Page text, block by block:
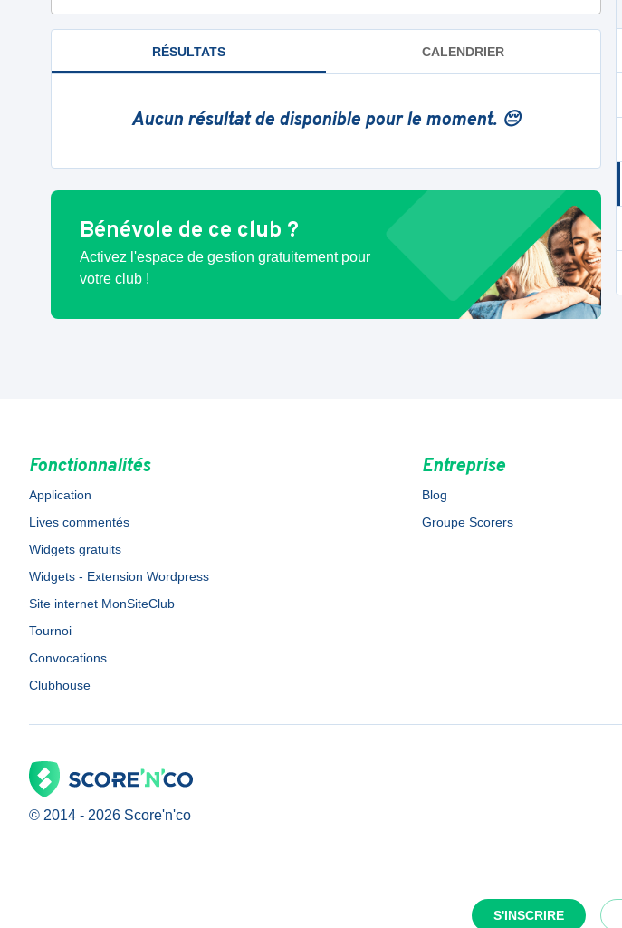
S'INSCRIRE
RÉSULTATS CALENDRIER
Aucun résultat de disponible pour le moment. 😔
Bénévole de ce club ?
Activez l'espace de gestion gratuitement pour
votre club !
Fonctionnalités
Application
Lives commentés
Widgets gratuits
Widgets - Extension Wordpress
Site internet MonSiteClub
Tournoi
Convocations
Clubhouse
Entreprise
Blog
Groupe Scorers
© 2014 - 2026 Score'n'co